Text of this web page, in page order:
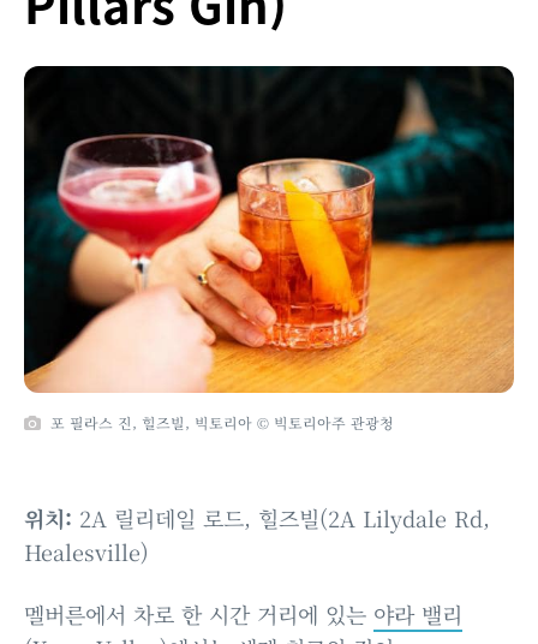
포 필라스 진, 힐즈빌, 빅토리아 © 빅토리아주 관광청
위치: 2A 릴리데일 로드, 힐즈빌(2A Lilydale Rd,
Healesville)
멜버른에서 차로 한 시간 거리에 있는 야라 밸리